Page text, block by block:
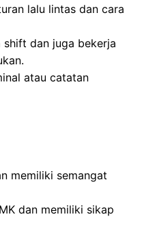
lalu lintas dan cara
shift dan juga bekerja
atau catatan
memiliki semangat
dan memiliki sikap